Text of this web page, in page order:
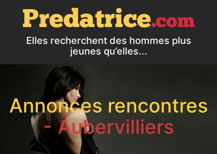
Elles recherchent des hommes plus
jeunes qu’elles...
Annonces rencontres
- Aubervilliers